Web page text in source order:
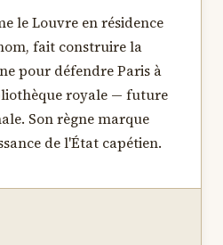
le Louvre en résidence
fait construire la
pour défendre Paris à
royale — future
Son règne marque
de l'État capétien.